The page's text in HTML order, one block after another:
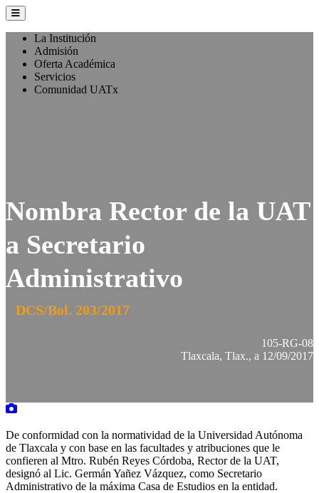
La Institución
Admisión
Oferta Académica
Servicios
Comunidad UATx
Nombra Rector de la UAT
a Secretario
Administrativo
DCS/Bol. 203/2017
105-RG-08
Tlaxcala, Tlax., a 12/09/2017
De conformidad con la normatividad de la Universidad Autónoma
de Tlaxcala y con base en las facultades y atribuciones que le
confieren al Mtro. Rubén Reyes Córdoba, Rector de la UAT,
designó al Lic. Germán Yañez Vázquez, como Secretario
Administrativo de la máxima Casa de Estudios en la entidad.